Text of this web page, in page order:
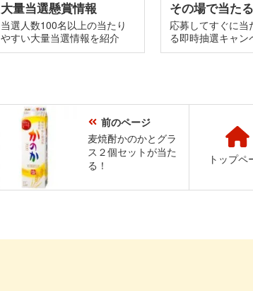
大量当選懸賞情報
当選人数100名以上の当たり
やすい大量当選情報を紹介
その場で当た
応募してすぐに当
る即時抽選キャン
前のページ
麦焼酎かのかとグラ
ス２個セットが当た
る！
トップペ